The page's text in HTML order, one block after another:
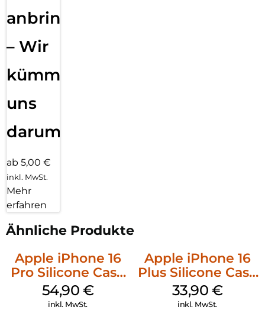
anbringen
– Wir
kümmern
uns
darum!
ab 5,00 €
inkl. MwSt.
Mehr
erfahren
Ähnliche Produkte
Apple iPhone 16
Pro Silicone Case
MagSafe Black
54,90 €
inkl. MwSt.
Apple iPhone 16
Plus Silicone Case
MagSafe Lake
Green
33,90 €
inkl. MwSt.